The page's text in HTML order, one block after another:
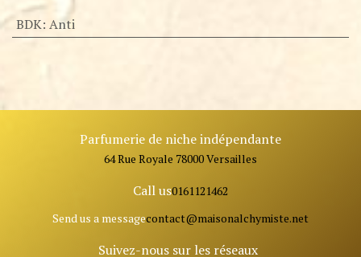
BDK: Anti
Parfumerie de niche indépendante
64 Rue Royale 78000 Versailles
Call us0161121462
Send us a messagecontact@maisonalchymiste.net
Suivez-nous sur les réseaux